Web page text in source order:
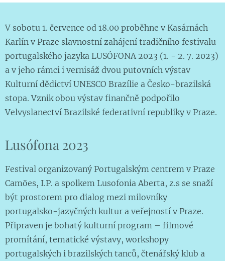
V sobotu 1. července od 18.00 proběhne v Kasárnách
Karlín v Praze slavnostní zahájení tradičního festivalu
portugalského jazyka LUSÓFONA 2023 (1. - 2. 7. 2023)
a v jeho rámci i vernisáž dvou putovních výstav
Kulturní dědictví UNESCO Brazílie a Česko-brazilská
stopa. Vznik obou výstav finančně podpořilo
Velvyslanectví Brazilské federativní republiky v Praze.
Lusófona 2023
Festival organizovaný Portugalským centrem v Praze
Camões, I.P. a spolkem Lusofonia Aberta, z.s se snaží
být prostorem pro dialog mezi milovníky
portugalsko-jazyčných kultur a veřejností v Praze.
Připraven je bohatý kulturní program – filmové
promítání, tematické výstavy, workshopy
portugalských i brazilských tanců, čtenářský klub a